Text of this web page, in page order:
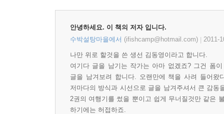
안녕하세요. 이 책의 저자 입니다.
수박설탕마을에서 (ifishcamp@hotmail.com) 2011-
나만 위로 할것을 쓴 생선 김동영이라고 합니다.
여기다 글을 남기는 작가는 아마 없겠죠? 그건 폼
글을 남겨보려 합니다. 오랜만에 책을 사려 들어
저마다의 방식과 시선으로 글을 남겨주셔서 큰 감
2권의 여행기를 썼을 뿐이고 쉽게 무너질것만 같은
하기에는 허접하죠.